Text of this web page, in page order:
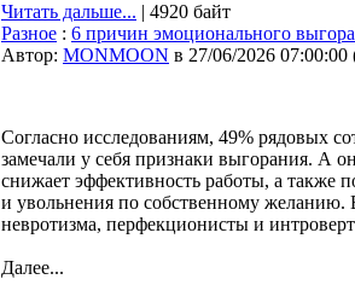
Читать дальше... | 4920 байт
Разное : 6 причин эмоционального
Автор: MONMOON в 27/06/2026 07:00:00
Согласно исследованиям, 49% рядовых
замечали у себя признаки выгорания. А
снижает эффективность работы, а также
и увольнения по собственному желанию.
невротизма, перфекционисты и
Далее...